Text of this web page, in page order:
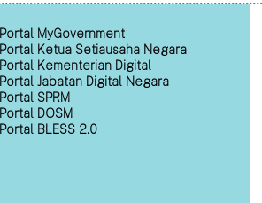
Portal MyGovernment
Portal Ketua Setiausaha Negara
Portal Kementerian Digital
Portal Jabatan Digital Negara
Portal SPRM
Portal DOSM
Portal BLESS 2.0